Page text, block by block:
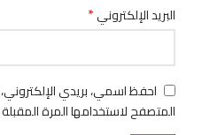
البريد الإلكتروني*
احفظ اسمي، بريدي
المتصفح لاستخدامها المرة